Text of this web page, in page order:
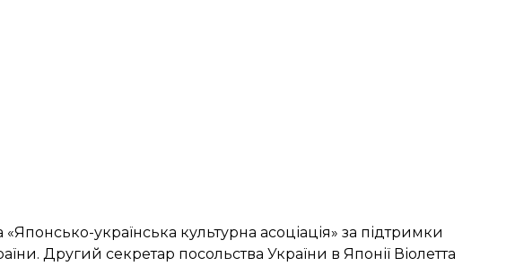
українська культурна асоціація» за підтримки
Другий секретар посольства України в Японії Віолетта